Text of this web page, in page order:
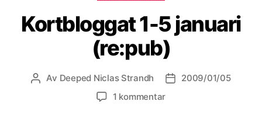
Kortbloggat 1-5 januari
(re:pub)
Inläggsförfattare
Av Deeped Niclas Strandh Inläggsdatum
2009/01/05
1 kommentar